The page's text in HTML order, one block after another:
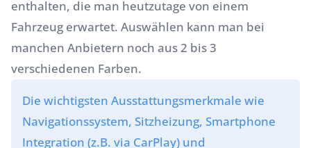
enthalten, die man heutzutage von einem
Fahrzeug erwartet. Auswählen kann man bei
manchen Anbietern noch aus 2 bis 3
verschiedenen Farben.
Die wichtigsten Ausstattungsmerkmale wie
Navigationssystem, Sitzheizung, Smartphone
Integration (z.B. via CarPlay) und